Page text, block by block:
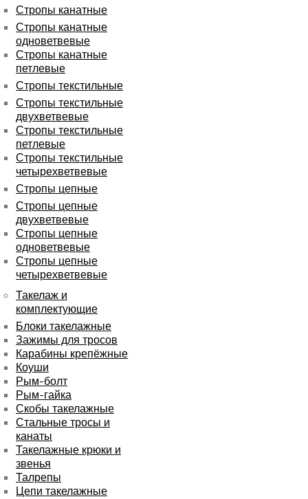
Стропы канатные
Стропы канатные
одноветвевые
Стропы канатные
петлевые
Стропы текстильные
Стропы текстильные
двухветвевые
Стропы текстильные
петлевые
Стропы текстильные
четырехветвевые
Стропы цепные
Стропы цепные
двухветвевые
Стропы цепные
одноветвевые
Стропы цепные
четырехветвевые
Такелаж и
комплектующие
Блоки такелажные
Зажимы для тросов
Карабины крепёжные
Коуши
Рым-болт
Рым-гайка
Скобы такелажные
Стальные тросы и
канаты
Такелажные крюки и
звенья
Талрепы
Цепи такелажные